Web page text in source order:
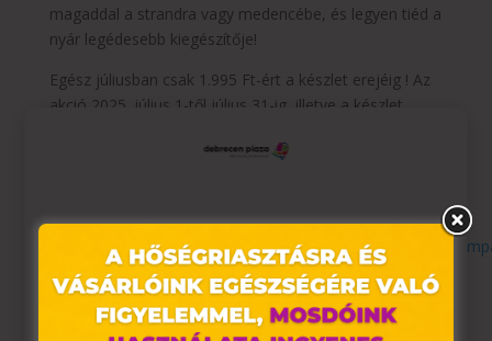
magaddal a strandra vagy medencébe, és legyen tiéd a
nyár legédesebb kiegészítője!
Egész júliusban csak 1.995 Ft-ért a készlet erejéig ! Az
akció 2025. július 1-től július 31-ig, illetve a készlet
áruházában és a regiojatek.hu webáruházban.
bestway-36118-fank-uszogumi-107-cm-tobbf.html?
Ez az oldal sütiket használ
Weboldalunkon „cookie"-kat (továbbiakban „süti")
alkalmazunk. Ezek olyan fájlok, melyek információt
tárolnak webes böngészőjében. Ehhez az Ön